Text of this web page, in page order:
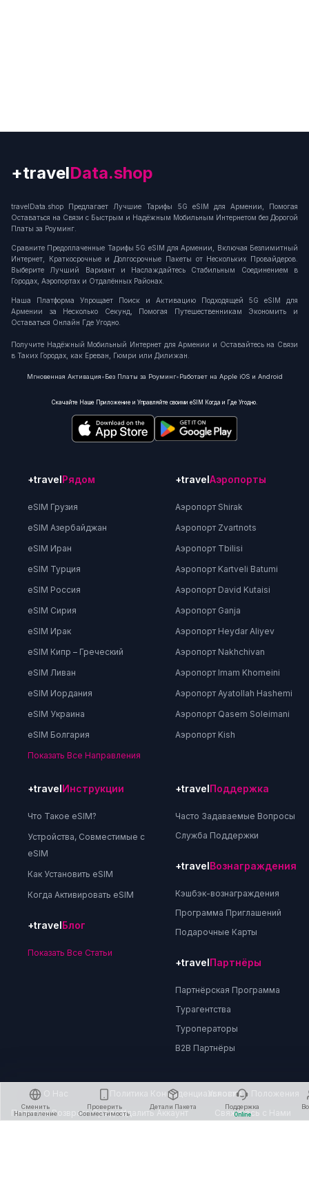
+travelConnection
travelData.shop Предлагает Лучшие Тарифы 5G eSIM для Армении, Помогая
Оставаться на Связи с Быстрым и Надёжным Мобильным Интернетом без Дорогой
Платы за Роуминг.
Сравните Предоплаченные Тарифы 5G eSIM для Армении, Включая Безлимитный
Интернет, Краткосрочные и Долгосрочные Пакеты от Нескольких Провайдеров.
Выберите Лучший Вариант и Наслаждайтесь Стабильным Соединением в
Городах, Аэропортах и Отдалённых Районах.
Наша Платформа Упрощает Поиск и Активацию Подходящей 5G eSIM для
Армении за Несколько Секунд, Помогая Путешественникам Экономить и
Оставаться Онлайн Где Угодно.
Получите Надёжный Мобильный Интернет для Армении и Оставайтесь на Связи
в Таких Городах, как Ереван, Гюмри или Дилижан.
Мгновенная Активация•Без Платы за Роуминг•Работает на Apple iOS и Android
Скачайте Наше Приложение и Управляйте своими eSIM Когда и Где Угодно.
+travelРядом
eSIM Грузия
eSIM Азербайджан
eSIM Иран
eSIM Турция
eSIM Россия
eSIM Сирия
eSIM Ирак
eSIM Кипр – Греческий
eSIM Ливан
eSIM Иордания
eSIM Украина
eSIM Болгария
Показать Все Направления
+travelАэропорты
Аэропорт Shirak
Аэропорт Zvartnots
Аэропорт Tbilisi
Аэропорт Kartveli Batumi
Аэропорт David Kutaisi
Аэропорт Ganja
Аэропорт Heydar Aliyev
Аэропорт Nakhchivan
Аэропорт Imam Khomeini
Аэропорт Ayatollah Hashemi
Аэропорт Qasem Soleimani
Аэропорт Kish
+travelИнструкции
Что Такое eSIM?
Устройства, Совместимые с
eSIM
Как Установить eSIM
Когда Активировать eSIM
+travelБлог
Показать Все Статьи
+travelПоддержка
Часто Задаваемые Вопросы
Служба Поддержки
+travelВознаграждения
Кэшбэк-вознаграждения
Программа Приглашений
Подарочные Карты
+travelПартнёры
Партнёрская Программа
Турагентства
Туроператоры
B2B Партнёры
Политика КонфиденциальностиУсловия и Положения
Политика Возврата СредствУдалить Аккаунт Свяжитесь с Нами
Сменить
Направление
Проверить
Совместимость
Детали Пакета Поддержка
Online